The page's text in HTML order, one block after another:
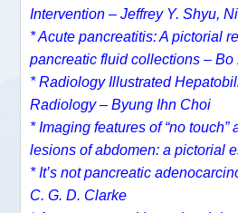
Intervention – Jeffrey Y. Shyu,
* Acute pancreatitis: A pictorial
pancreatic fluid collections – Bo
* Radiology Illustrated
Radiology – Byung Ihn Choi
* Imaging features of “no touch”
lesions of abdomen: a pictorial
* It’s not pancreatic
C. G. D. Clarke